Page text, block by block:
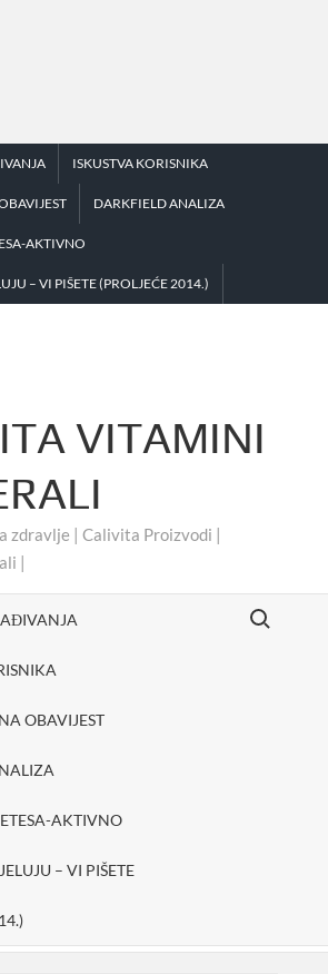
ISKUSTVA KORISNIKA
DARKFIELD ANALIZA
AKTIVNO
– VI PIŠETE (PROLJEĆE 2014.)
VITAMINI
zdravlje | Calivita Proizvodi |
|
OBAVIJEST
AKTIVNO
– VI PIŠETE
Search for: